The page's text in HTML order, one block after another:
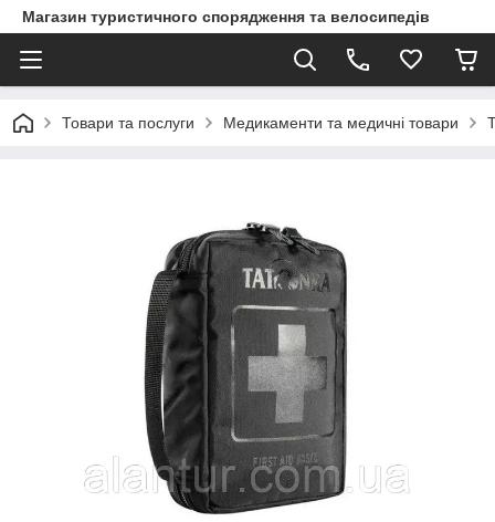
Магазин туристичного спорядження та велосипедів
Товари та послуги Медикаменти та медичні товари